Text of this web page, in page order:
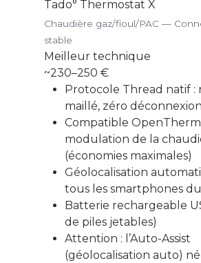
Tado° Thermostat X
Chaudière gaz/fioul/PAC —
stable
Meilleur technique
~230–250 €
Protocole Thread natif :
maillé, zéro
Compatible OpenTherm
modulation de la
(économies maximales)
Géolocalisation
tous les smartphones
Batterie rechargeable
de piles jetables)
Attention : l’Auto-Assist
(géolocalisation auto)
Le